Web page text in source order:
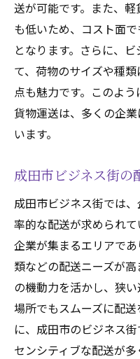
送が可能です。また、
も低いため、コスト面
となります。さらに、
て、荷物のサイズや種
点も魅力です。このよ
貨物運送は、多くの企
います。
成田市ビジネス街の
成田市ビジネス街では
率的な配送が求められ
企業が集まるエリアで
類などの配送ニーズが
の機動力を活かし、狭
場所でもスムーズに配
に、成田市のビジネス
センシティブな配送が